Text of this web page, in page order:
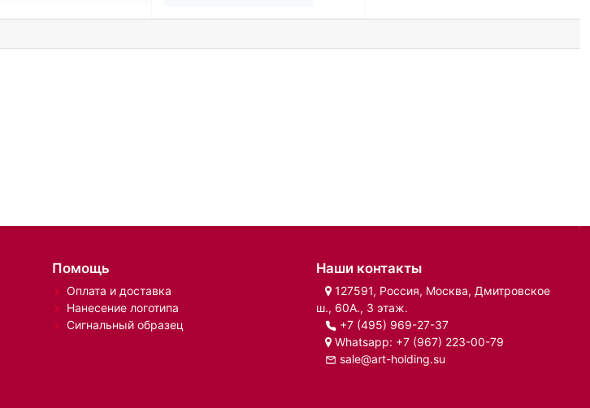
Помощь
Оплата и доставка
Нанесение логотипа
Сигнальный образец
Наши контакты
127591, Россия, Москва, Дмитровское
ш., 60А., 3 этаж.
+7 (495) 969-27-37
Whatsapp: +7 (967) 223-00-79
sale@art-holding.su